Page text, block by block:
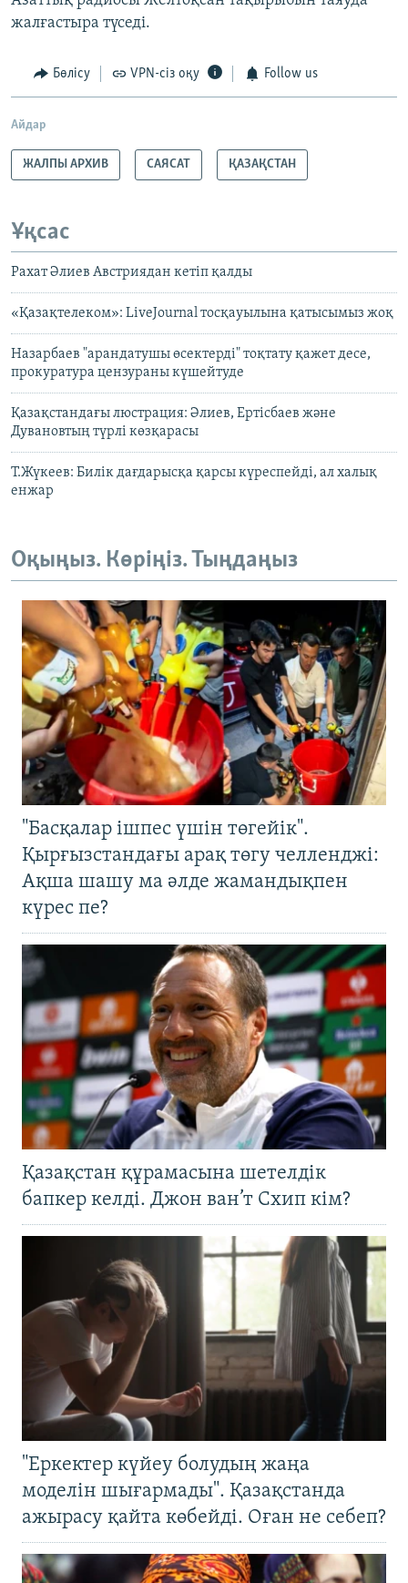
жалғастыра түседі.
Бөлісу VPN-сіз оқу Follow us
Айдар
ЖАЛПЫ АРХИВ САЯСАТ ҚАЗАҚСТАН
Ұқсас
Рахат Әлиев Австриядан кетіп қалды
«Қазақтелеком»: LiveJournal тосқауылына қатысымыз жоқ
Назарбаев "арандатушы өсектерді" тоқтату қажет десе,
прокуратура цензураны күшейтуде
Қазақстандағы люстрация: Әлиев, Ертісбаев және
Дувановтың түрлі көзқарасы
Т.Жүкеев: Билік дағдарысқа қарсы күреспейді, ал халық
енжар
Оқыңыз. Көріңіз. Тыңдаңыз
"Басқалар ішпес үшін төгейік".
Қырғызстандағы арақ төгу челленджі:
Ақша шашу ма әлде жамандықпен
күрес пе?
Қазақстан құрамасына шетелдік
бапкер келді. Джон ван’т Схип кім?
"Еркектер күйеу болудың жаңа
моделін шығармады". Қазақстанда
ажырасу қайта көбейді. Оған не себеп?